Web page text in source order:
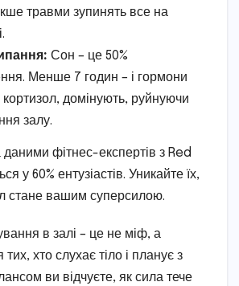
травми зупинять все на
Сон – це 50%
Менше 7 годин – і гормони
кортизол, домінують, руйнуючи
залу.
даними фітнес-експертів з Red
у 60% ентузіастів. Уникайте їх,
стане вашим суперсилою.
в залі – це не міф, а
тих, хто слухає тіло і планує з
ви відчуєте, як сила тече